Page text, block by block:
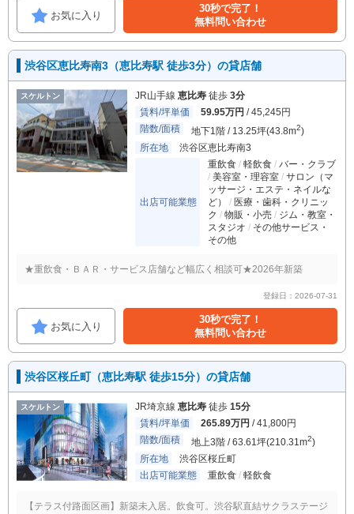
お気に入り
30秒で完了！
無料問い合わせ
渋谷区恵比寿南3（恵比寿駅 徒歩3分）の貸店舗
スケルトン JR山手線 恵比寿 徒歩 3分
賃料/坪単価
59.95万円 / 45,245円
階数/面積
地下1階 / 13.25坪(43.8m2)
所在地
渋谷区恵比寿南3
出店可能業態
重飲食 軽飲食
バー・クラブ
美容室・理容室
サロン（マ
ッサージ・エステ・ネイルな
ど）
医療・歯科・クリニッ
ク
物販・小売
ジム・教室・
スタジオ
その他サービス・
その他
★重飲食・ＢＡＲ・サービス店舗など幅広く相談可★2026年新築
登録日：2026-07-31
お気に入り
30秒で完了！
無料問い合わせ
渋谷区桜丘町（恵比寿駅 徒歩15分）の貸店舗
スケルトン JR埼京線 恵比寿 徒歩 15分
賃料/坪単価
265.89万円 / 41,800円
階数/面積
地上3階 / 63.61坪(210.31m2)
所在地
渋谷区桜丘町
出店可能業態
重飲食 軽飲食
【テラス付路面区画】新築未入居。飲食可。渋谷駅直結サクラステージ